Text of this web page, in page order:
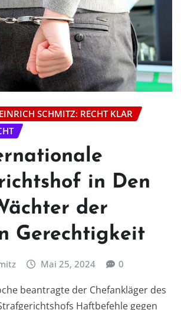
SCHMITZ: RECHT KLAR
in Den
der
Gerechtigkeit
Mai 25, 2024 0
beantragte der Chefankläger des
Haftbefehle gegen